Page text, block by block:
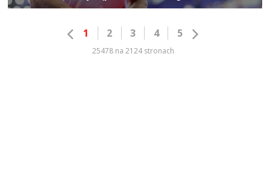
1 2 3 4 5
25478 na 2124 stronach